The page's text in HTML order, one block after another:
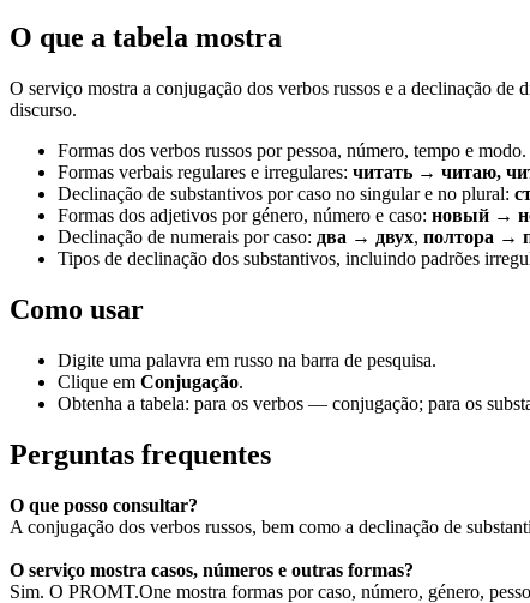
O que a tabela mostra
O serviço mostra a conjugação dos verbos russos e a declinação de
discurso.
Formas dos verbos russos por pessoa, número, tempo e modo.
Formas verbais regulares e irregulares: читать → читаю,
Declinação de substantivos por caso no singular e no plural:
Formas dos adjetivos por género, número e caso: новый →
Declinação de numerais por caso: два → двух, полтора →
Tipos de declinação dos substantivos, incluindo padrões
Como usar
Digite uma palavra em russo na barra de pesquisa.
Clique em Conjugação.
Obtenha a tabela: para os verbos — conjugação; para os
Perguntas frequentes
O que posso consultar?
A conjugação dos verbos russos, bem como a declinação de
O serviço mostra casos, números e outras formas?
Sim. O PROMT.One mostra formas por caso, número, género,